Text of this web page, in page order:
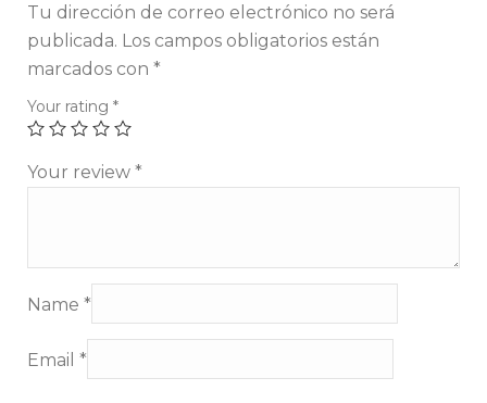
Tu dirección de correo electrónico no será
publicada. Los campos obligatorios están
marcados con *
Your rating *
Your review *
Name *
Email *